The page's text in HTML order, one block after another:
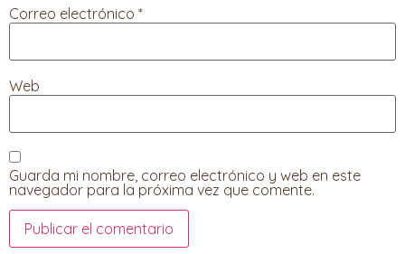
Correo electrónico *
Web
Guarda mi nombre, correo electrónico y web en este
navegador para la próxima vez que comente.